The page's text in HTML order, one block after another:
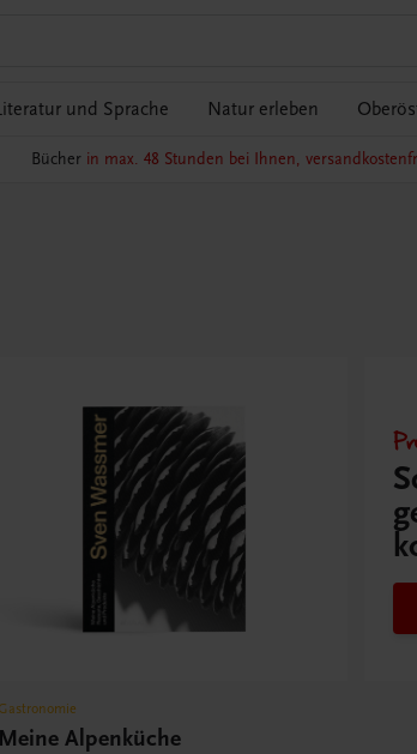
und Sprache Natur erleben
Bücher in max. 48 Stunden bei Ihnen,
Gastronomie
Meine Alpenküche